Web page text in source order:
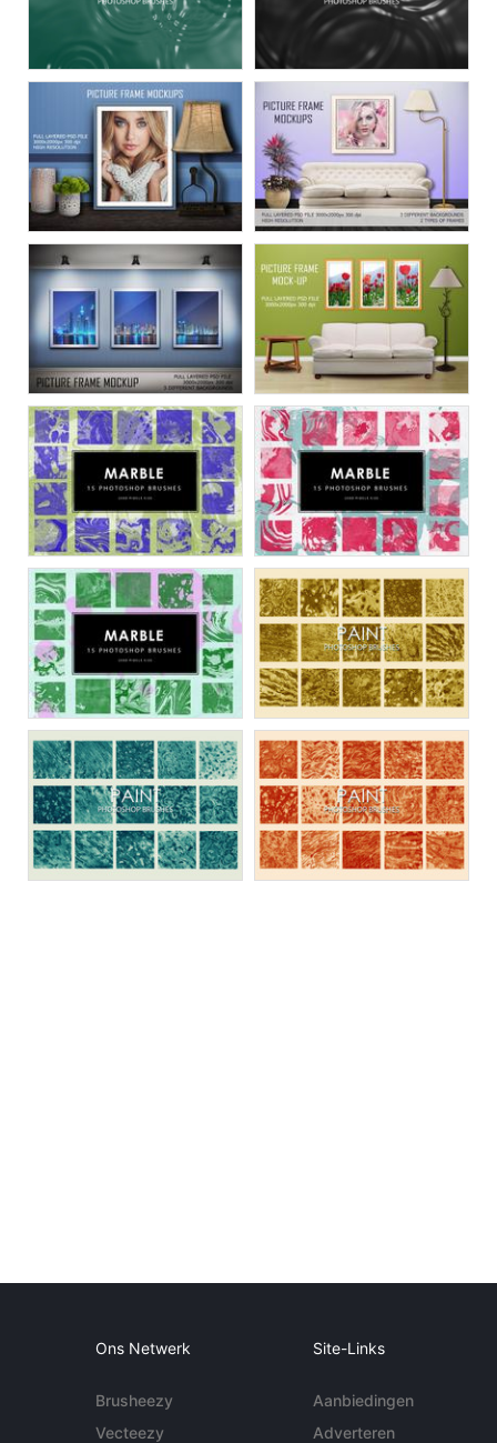
Ons Netwerk
Brusheezy
Vecteezy
Site-Links
Aanbiedingen
Adverteren